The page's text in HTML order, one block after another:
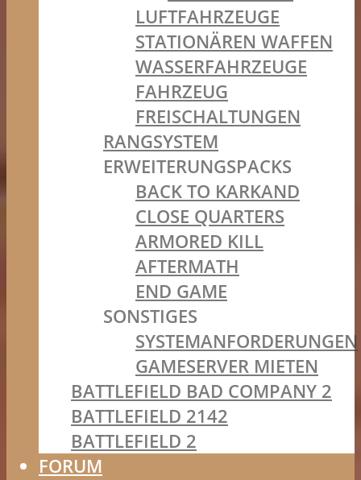
LUFTFAHRZEUGE
STATIONÄREN WAFFEN
WASSERFAHRZEUGE
FAHRZEUG
FREISCHALTUNGEN
RANGSYSTEM
ERWEITERUNGSPACKS
BACK TO KARKAND
CLOSE QUARTERS
ARMORED KILL
AFTERMATH
END GAME
SONSTIGES
SYSTEMANFORDERUNGEN
GAMESERVER MIETEN
BATTLEFIELD BAD COMPANY 2
BATTLEFIELD 2142
BATTLEFIELD 2
FORUM